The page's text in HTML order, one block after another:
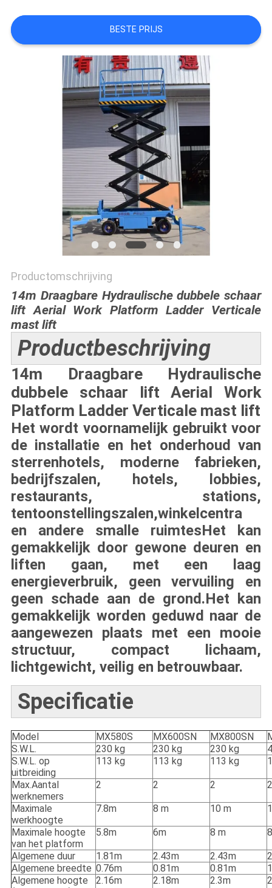
SITEMAP
PRIVACY
BESTE PRIJS
Productomschrijving
14m Draagbare Hydraulische dubbele schaar
lift Aerial Work Platform Ladder Verticale
mast lift
Productbeschrijving
14m Draagbare Hydraulische
dubbele schaar lift Aerial Work
Platform Ladder Verticale mast lift
Het wordt voornamelijk gebruikt voor
de installatie en het onderhoud van
sterrenhotels, moderne fabrieken,
bedrijfszalen, hotels, lobbies,
restaurants, stations,
tentoonstellingszalen,winkelcentra
en andere smalle ruimtesHet kan
gemakkelijk door gewone deuren en
liften gaan, met een laag
energieverbruik, geen vervuiling en
geen schade aan de grond.Het kan
gemakkelijk worden geduwd naar de
aangewezen plaats met een mooie
structuur, compact lichaam,
lichtgewicht, veilig en betrouwbaar.
Specificatie
Model MX580S MX600SN MX800SN
S.W.L.
230 kg 230 kg 230 kg
S.W.L. op
uitbreiding
113 kg 113 kg 113 kg
Max.Aantal
werknemers
2 2 2 2
Maximale
werkhoogte
7.8m 8 m 10 m
Maximale hoogte
van het platform
5.8m 6m 8 m
Algemene duur 1.81m 2.43m 2.43m
Algemene breedte 0.76m 0.81m 0.81m
Algemene hoogte
2.16m 2.18m 2.3m